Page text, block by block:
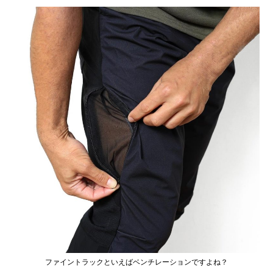
ファイントラックといえばベンチレーションですよね？